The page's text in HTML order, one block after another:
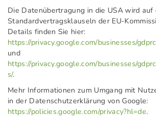
Die Datenübertragung in die USA wird auf
Standardvertragsklauseln der EU-
Details finden Sie hier:
https://privacy.google.com/businesses/
und
https://privacy.google.com/businesses/
s/.
Mehr Informationen zum Umgang mit
in der Datenschutzerklärung von Google:
https://policies.google.com/privacy?hl=de.